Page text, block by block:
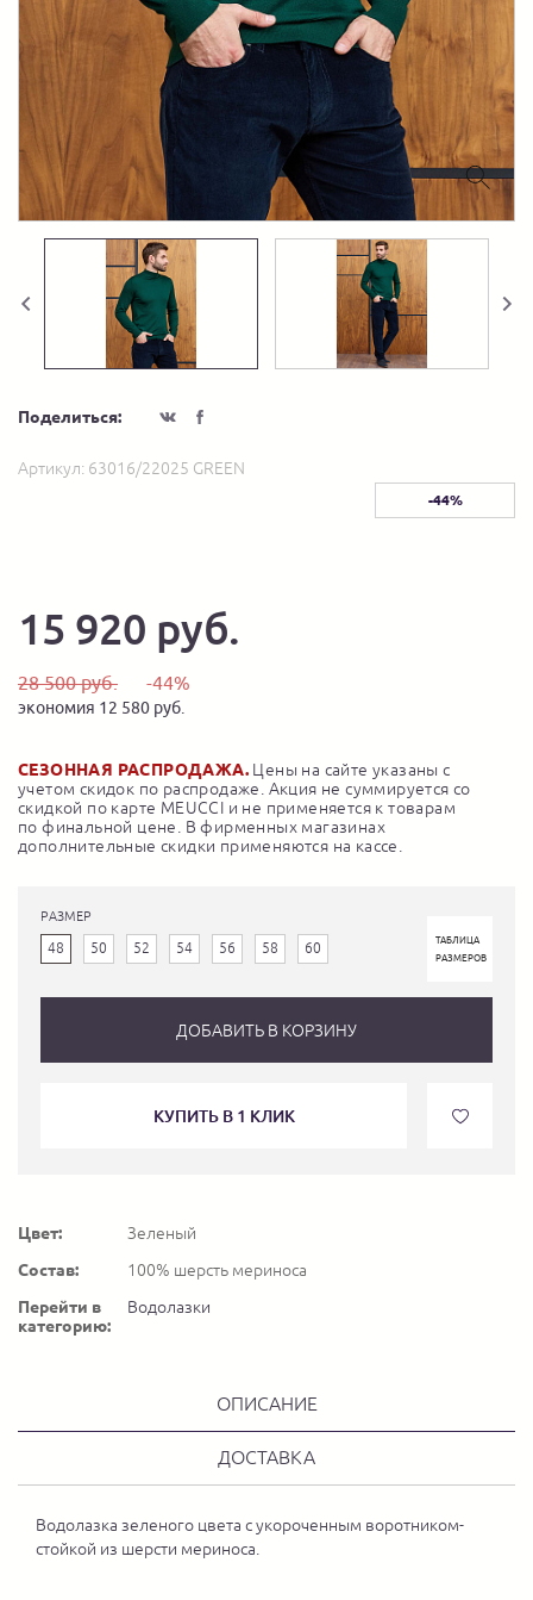
Поделиться:
Артикул: 63016/22025 GREEN
-44%
15 920 руб.
28 500 руб. -44%
экономия 12 580 руб.
СЕЗОННАЯ РАСПРОДАЖА. Цены на сайте указаны с
учетом скидок по распродаже. Акция не суммируется со
скидкой по карте MEUCCI и не применяется к товарам
по финальной цене. В фирменных магазинах
дополнительные скидки применяются на кассе.
РАЗМЕР
48 50 52 54 56 58 60
ТАБЛИЦА
РАЗМЕРОВ
ДОБАВИТЬ В КОРЗИНУ
КУПИТЬ В 1 КЛИК
Цвет:
Зеленый
Состав:
100% шерсть мериноса
Перейти в
категорию:
Водолазки
ОПИСАНИЕ
ДОСТАВКА
Водолазка зеленого цвета с укороченным воротником-
стойкой из шерсти мериноса.